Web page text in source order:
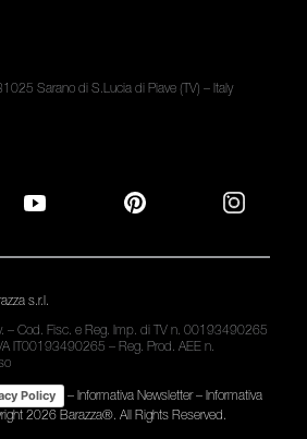
Sarano di S.Lucia di Piave (TV) – Italy
s.r.l.
– Cod. Fisc. e Reg. Imp. di TV n. 00193490265
IT00193490265 – Reg. Prod. AEE n.
Policy – Informativa Newsletter– Informativa
2026 Barazza®. All Rights Reserved.